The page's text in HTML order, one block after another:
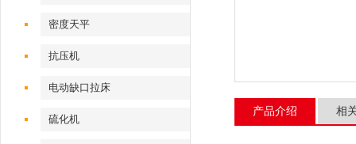
密度天平
抗压机
电动缺口拉床
硫化机
产品介绍 相